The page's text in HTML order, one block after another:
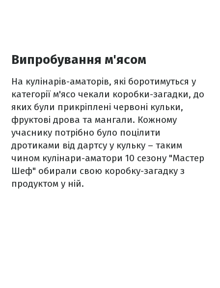
Випробування м'ясом
На кулінарів-аматорів, які боротимуться у
категорії м'ясо чекали коробки-загадки, до
яких були прикріплені червоні кульки,
фруктові дрова та мангали. Кожному
учаснику потрібно було поцілити
дротиками від дартсу у кульку – таким
чином кулінари-аматори 10 сезону "Мастер
Шеф" обирали свою коробку-загадку з
продуктом у ній.